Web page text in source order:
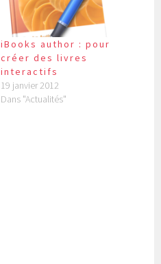
iBooks author : pour
créer des livres
interactifs
19 janvier 2012
Dans "Actualités"